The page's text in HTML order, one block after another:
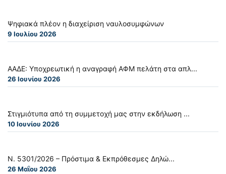
Ψηφιακά πλέον η διαχείριση ναυλοσυμφώνων
9 Ιουλίου 2026
ΑΑΔΕ: Υποχρεωτική η αναγραφή ΑΦΜ πελάτη στα απλ...
26 Ιουνίου 2026
Στιγμιότυπα από τη συμμετοχή μας στην εκδήλωση ...
10 Ιουνίου 2026
Ν. 5301/2026 – Πρόστιμα & Εκπρόθεσμες Δηλώ...
26 Μαΐου 2026